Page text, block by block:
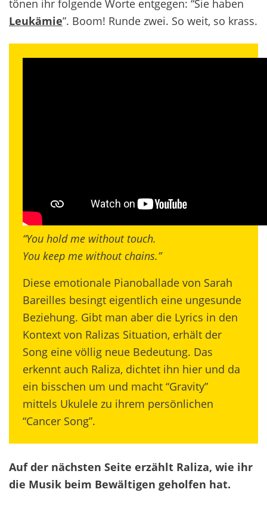
tönen ihr folgende Worte entgegen: “Sie haben
Leukämie”. Boom! Runde zwei. So weit, so krass.
“You hold me without touch.
You keep me without chains.”
Diese emotionale Pianoballade von Sarah
Bareilles besingt eigentlich eine ungesunde
Beziehung. Gibt man aber die Lyrics in den
Kontext von Ralizas Situation, erhält der
Song eine völlig neue Bedeutung. Das
erkennt auch Raliza, dichtet ihn hier und da
ein bisschen um und macht “Gravity”
mittels Ukulele zu ihrem persönlichen
“Cancer Song”.
Auf der nächsten Seite erzählt Raliza, wie ihr
die Musik beim Bewältigen geholfen hat.